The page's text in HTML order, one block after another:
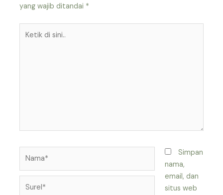
yang wajib ditandai *
Simpan
nama,
email, dan
situs web